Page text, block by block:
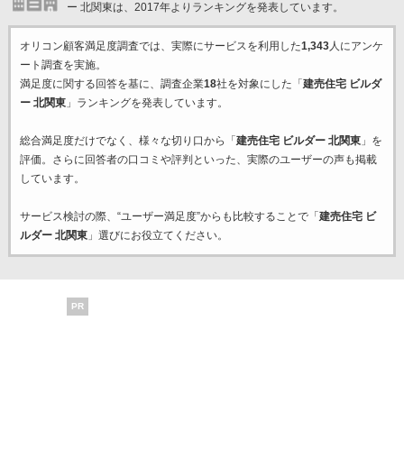
ー 北関東は、2017年よりランキングを発表しています。
オリコン顧客満足度調査では、実際にサービスを利用した1,343人にアンケ
ート調査を実施。
満足度に関する回答を基に、調査企業18社を対象にした「 建売住宅 ビルダ
ー 北関東」ランキングを発表しています。
総合満足度だけでなく、様々な切り口から「 建売住宅 ビルダー 北関東」を
評価。さらに回答者の口コミや評判といった、実際のユーザーの声も掲載
しています。
サービス検討の際、“ユーザー満足度”からも比較することで「 建売住宅 ビ
ルダー 北関東」選びにお役立てください。
PR